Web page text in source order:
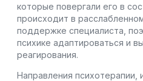
которые повергали его в
происходит в
поддержке специалиста,
психике адаптироваться и
реагирования.
Направления психотерапии,